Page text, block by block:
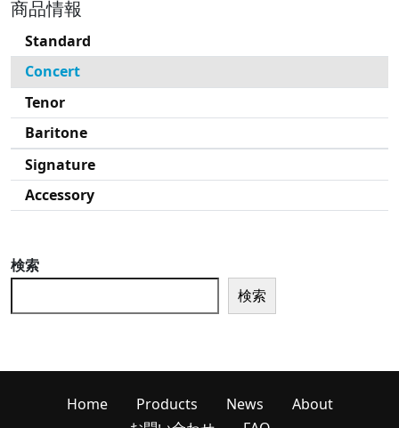
商品情報
Standard
Concert
Tenor
Baritone
Signature
Accessory
検索
検索
Home Products News
About